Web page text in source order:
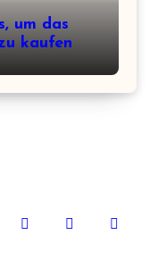
um das
kaufen